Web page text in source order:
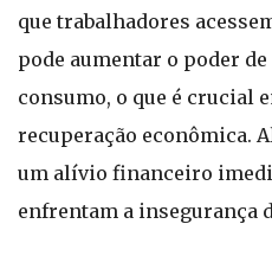
que trabalhadores
pode aumentar o poder
consumo, o que é crucial
recuperação econômica.
um alívio financeiro
enfrentam a insegurança